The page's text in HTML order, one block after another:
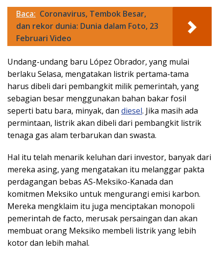
Baca: Coronavirus, Tembok Besar,
dan rekor dunia: Dunia dalam Foto, 23
Februari Video
Undang-undang baru López Obrador, yang mulai
berlaku Selasa, mengatakan listrik pertama-tama
harus dibeli dari pembangkit milik pemerintah, yang
sebagian besar menggunakan bahan bakar fosil
seperti batu bara, minyak, dan diesel. Jika masih ada
permintaan, listrik akan dibeli dari pembangkit listrik
tenaga gas alam terbarukan dan swasta.
Hal itu telah menarik keluhan dari investor, banyak dari
mereka asing, yang mengatakan itu melanggar pakta
perdagangan bebas AS-Meksiko-Kanada dan
komitmen Meksiko untuk mengurangi emisi karbon.
Mereka mengklaim itu juga menciptakan monopoli
pemerintah de facto, merusak persaingan dan akan
membuat orang Meksiko membeli listrik yang lebih
kotor dan lebih mahal.